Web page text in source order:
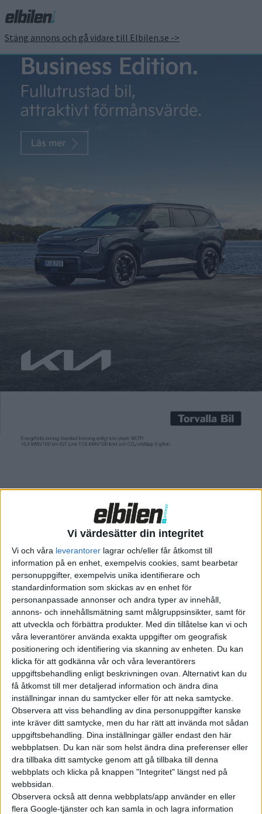
Vi värdesätter din integritet
Vi och våra leverantorer lagrar och/eller får åtkomst till
information på en enhet, exempelvis cookies, samt bearbetar
personuppgifter, exempelvis unika identifierare och
standardinformation som skickas av en enhet för
personanpassade annonser och andra typer av innehåll,
annons- och innehållsmätning samt målgruppsinsikter, samt för
att utveckla och förbättra produkter. Med din tillåtelse kan vi och
våra leverantörer använda exakta uppgifter om geografisk
positionering och identifiering via skanning av enheten. Du kan
klicka för att godkänna vår och våra leverantörers
uppgiftsbehandling enligt beskrivningen ovan. Alternativt kan du
få åtkomst till mer detaljerad information och ändra dina
inställningar innan du samtycker eller för att neka samtycke.
Observera att viss behandling av dina personuppgifter kanske
inte kräver ditt samtycke, men du har rätt att invända mot sådan
uppgiftsbehandling. Dina inställningar gäller endast den här
webbplatsen. Du kan när som helst ändra dina preferenser eller
dra tillbaka ditt samtycke genom att gå tillbaka till denna
webbplats och klicka på knappen "Integritet" längst ned på
webbsidan.
Observera också att denna webbplats/app använder en eller
flera Google-tjänster och kan samla in och lagra information
Stäng annons och gå vidare till Elbilen.se ->
Mer laddbart än diesel i
Europa i augusti
Carl Undéhn 28 sep 2021
laddhybrider än dieselbilar i Europa. Lite ”hjälp” kom också
från den rådande bristen på halvledare som tvingat flera
minskade […]
Europeiska bilköpare fortsätter att välja laddbara bilar i allt
såldes det i augusti för första gången fler elbilar och
grund av det minskade nybilsregistreringen med 18 procent
jämfört med året innan på de 26 marknader som ingår i
Men siffrorna visar ändå på ett tydligt ökat intresse för elbilar
och laddhybrider som är de enda som går framåt.
Totalt utgjorde de 21 procent av alla nyregistrerade bilar, eller
i rena siffror 151 737 laddbara bilar.
Det är en ökning med 61 procent jämfört med samma månad i
fjol.
– Även om erbjudanden och stimulanser har spelat en viktig
roll för att driva på efterfrågan har vi sett en grundläggande
förändring i köpvanorna i takt med att mer attraktiva
modeller har kommit in på marknaden och konsumenterna har
blivit medvetna om fördelarna med elbilar, säger Felipe Munoz
från analysföretaget Jato.
Mindre modeller som Fiat 500, Peugeot 208, Hyundai Kona,
Opel Corsa och Kia Niro har visat sig gå bra i försäljningen.